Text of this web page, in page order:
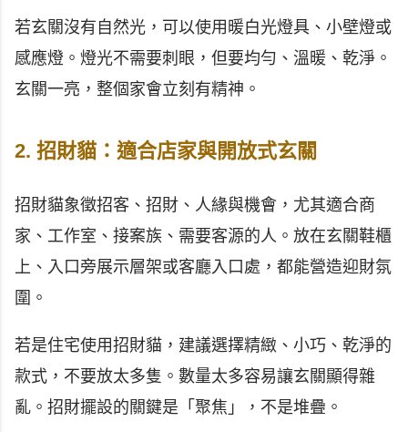
若玄關沒有自然光，可以使用暖白光燈具、小壁燈或
感應燈。燈光不需要刺眼，但要均勻、溫暖、乾淨。
玄關一亮，整個家會立刻有精神。
2. 招財貓：適合店家與開放式玄關
招財貓象徵招客、招財、人緣與機會，尤其適合商
家、工作室、接案族、需要客源的人。放在玄關鞋櫃
上、入口旁展示層架或客廳入口處，都能營造迎財氛
圍。
若是住宅使用招財貓，建議選擇精緻、小巧、乾淨的
款式，不要放太多隻。數量太多容易讓玄關顯得雜
亂。招財擺設的關鍵是「聚焦」，不是堆疊。